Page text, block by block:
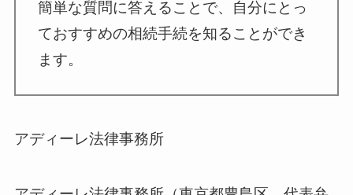
簡単な質問に答えることで、自分にとっ
ておすすめの相続手続を知ることができ
ます。
アディーレ法律事務所